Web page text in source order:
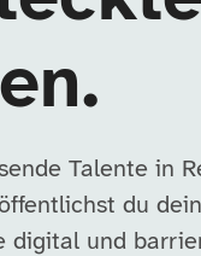
Talente in
du
digital und